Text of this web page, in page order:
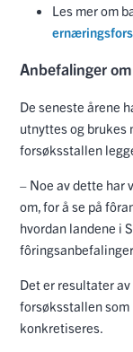
Les mer om
Anbefalinger
De seneste årene
utnyttes og brukes
forsøksstallen
– Noe av dette har
om, for å se på
hvordan landene i
fôringsanbefalinger.
Det er resultater
forsøksstallen
konkretiseres.